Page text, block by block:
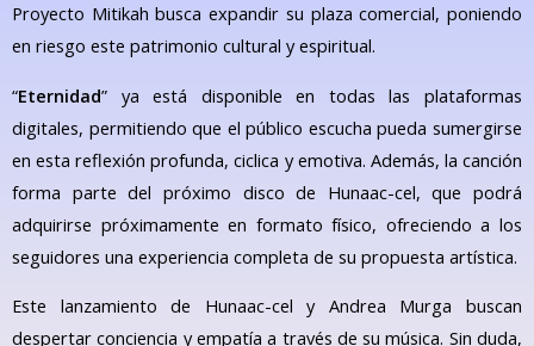
Proyecto Mitikah busca expandir su plaza comercial, poniendo
en riesgo este patrimonio cultural y espiritual.
“Eternidad” ya está disponible en todas las plataformas
digitales, permitiendo que el público escucha pueda sumergirse
en esta reflexión profunda, ciclica y emotiva. Además, la canción
forma parte del próximo disco de Hunaac-cel, que podrá
adquirirse próximamente en formato físico, ofreciendo a los
seguidores una experiencia completa de su propuesta artística.
Este lanzamiento de Hunaac-cel y Andrea Murga buscan
despertar conciencia y empatía a través de su música. Sin duda,